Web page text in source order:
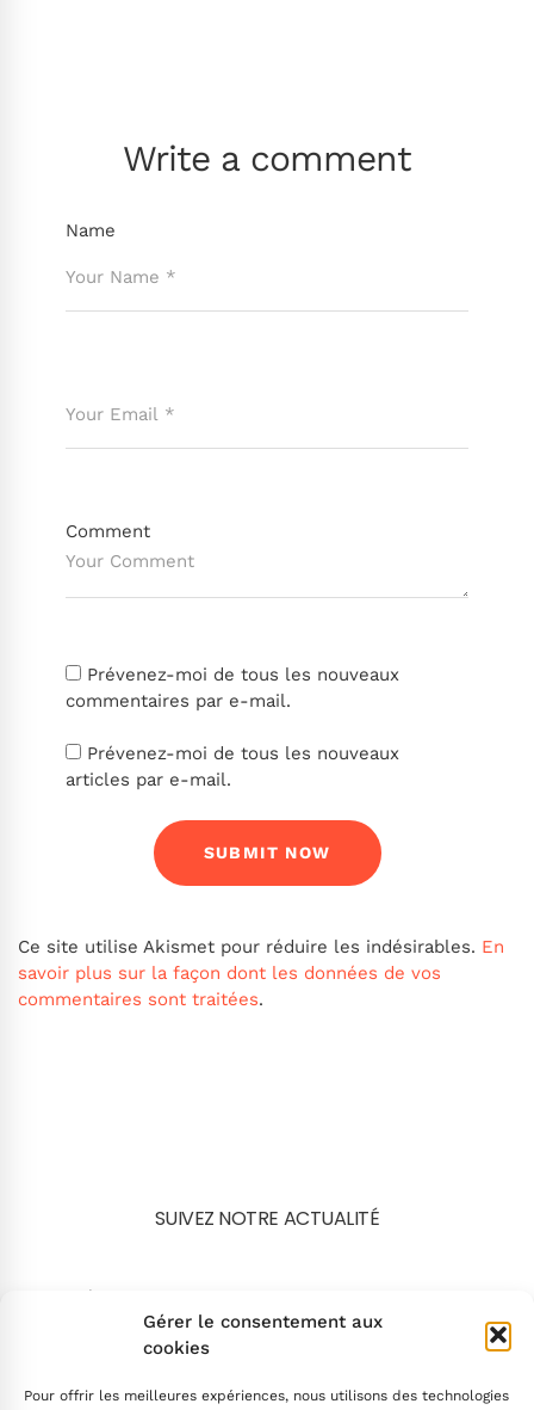
Gérer le consentement aux
cookies
Pour offrir les meilleures expériences, nous utilisons des technologies
Write a comment
Name
Comment
Prévenez-moi de tous les nouveaux
commentaires par e-mail.
Prévenez-moi de tous les nouveaux
articles par e-mail.
Ce site utilise Akismet pour réduire les indésirables. En
savoir plus sur la façon dont les données de vos
commentaires sont traitées.
SUIVEZ NOTRE ACTUALITÉ
Search